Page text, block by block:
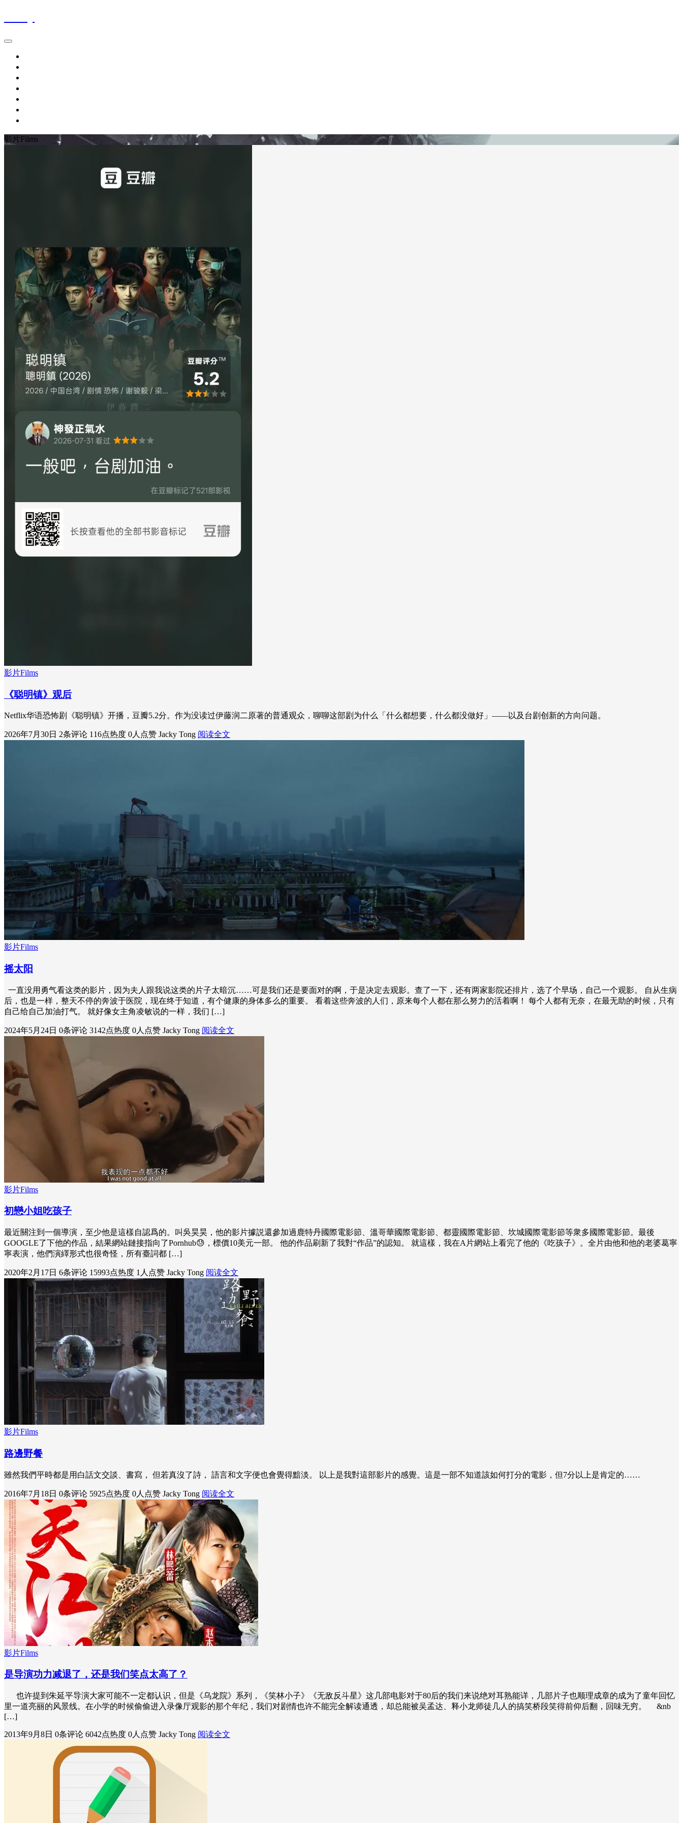
影片Films
影片Films
《聪明镇》观后
Netflix华语恐怖剧《聪明镇》开播，豆瓣5.2分。作为没读过伊藤润二原著的普通观众，聊聊这部剧为什么「什么都想要，什么都没做好」——以及台剧创新的方向问题。
2026年7月30日 2条评论 116点热度 0人点赞 Jacky Tong 阅读全文
影片Films
摇太阳
一直没用勇气看这类的影片，因为夫人跟我说这类的片子太暗沉……可是我们还是要面对的啊，于是决定去观影。查了一下，还有两家影院还排片，选了个早场，自己一个观影。 自从生病
后，也是一样，整天不停的奔波于医院，现在终于知道，有个健康的身体多么的重要。 看着这些奔波的人们，原来每个人都在那么努力的活着啊！ 每个人都有无奈，在最无助的时候，只有
自己给自己加油打气。 就好像女主角凌敏说的一样，我们 […]
2024年5月24日 0条评论 3142点热度 0人点赞 Jacky Tong 阅读全文
影片Films
初戀小姐吃孩子
最近關注到一個導演，至少他是這樣自認爲的。叫吳昊昊，他的影片據説還參加過鹿特丹國際電影節、溫哥華國際電影節、都靈國際電影節、坎城國際電影節等衆多國際電影節。最後
GOOGLE了下他的作品，結果網站鏈接指向了Pornhub😓，標價10美元一部。 他的作品刷新了我對“作品”的認知。 就這樣，我在A片網站上看完了他的《吃孩子》。全片由他和他的老婆葛寧
寧表演，他們演繹形式也很奇怪，所有臺詞都 […]
2020年2月17日 6条评论 15993点热度 1人点赞 Jacky Tong 阅读全文
影片Films
路邊野餐
雖然我們平時都是用白話文交談、書寫， 但若真沒了詩， 語言和文字便也會覺得黯淡。 以上是我對這部影片的感覺。這是一部不知道該如何打分的電影，但7分以上是肯定的……
2016年7月18日 0条评论 5925点热度 0人点赞 Jacky Tong 阅读全文
影片Films
是导演功力减退了，还是我们笑点太高了？
也许提到朱延平导演大家可能不一定都认识，但是《乌龙院》系列，《笑林小子》《无敌反斗星》这几部电影对于80后的我们来说绝对耳熟能详，几部片子也顺理成章的成为了童年回忆
里一道亮丽的风景线。在小学的时候偷偷进入录像厅观影的那个年纪，我们对剧情也许不能完全解读通透，却总能被吴孟达、释小龙师徒几人的搞笑桥段笑得前仰后翻，回味无穷。 &nb
[…]
2013年9月8日 0条评论 6042点热度 0人点赞 Jacky Tong 阅读全文